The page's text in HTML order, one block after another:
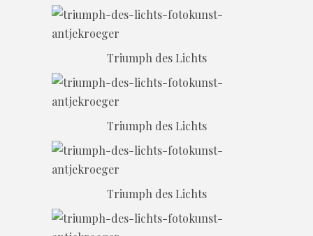
Triumph des Lichts
Triumph des Lichts
Triumph des Lichts